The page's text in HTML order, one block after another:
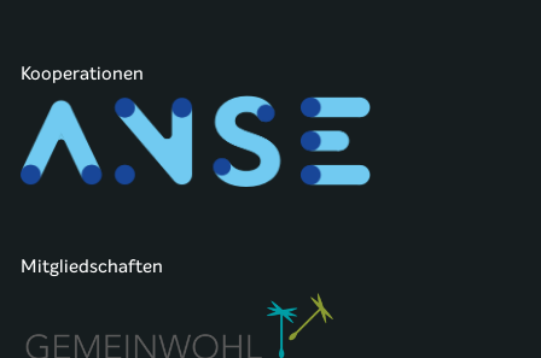
Kooperationen
Mitgliedschaften